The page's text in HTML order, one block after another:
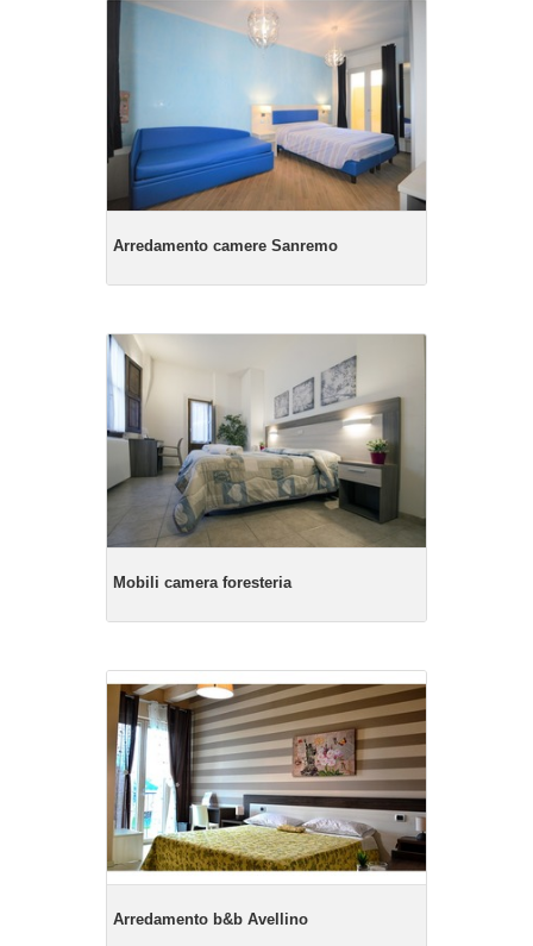
Arredamento camere Sanremo
Mobili camera foresteria
Arredamento b&b Avellino